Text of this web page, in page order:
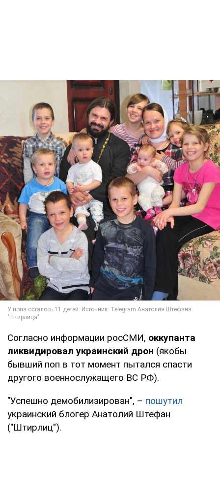
Согласно информации росСМИ, оккупанта
ликвидировал украинский дрон (якобы
бывший поп в тот момент пытался спасти
другого военнослужащего ВС РФ).
"Успешно демобилизирован", – пошутил
украинский блогер Анатолий Штефан
("Штирлиц").